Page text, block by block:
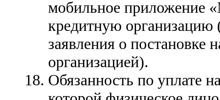
мобильное приложение
кредитную организацию
заявления о постановке
организацией).
Обязанность по уплате